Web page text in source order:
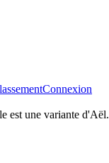
Connexion
est une variante d'Aël.